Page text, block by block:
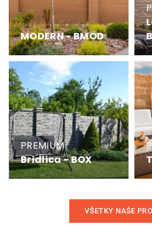
MODERN - BMOD
PREMIUM
Bridlica - BOX
VŠETKY NAŚE